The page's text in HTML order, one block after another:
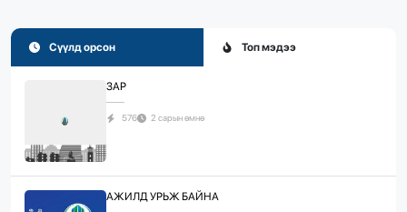
Сүүлд орсон Топ мэдээ
ЗАР
576 2 сарын өмнө
АЖИЛД УРЬЖ БАЙНА